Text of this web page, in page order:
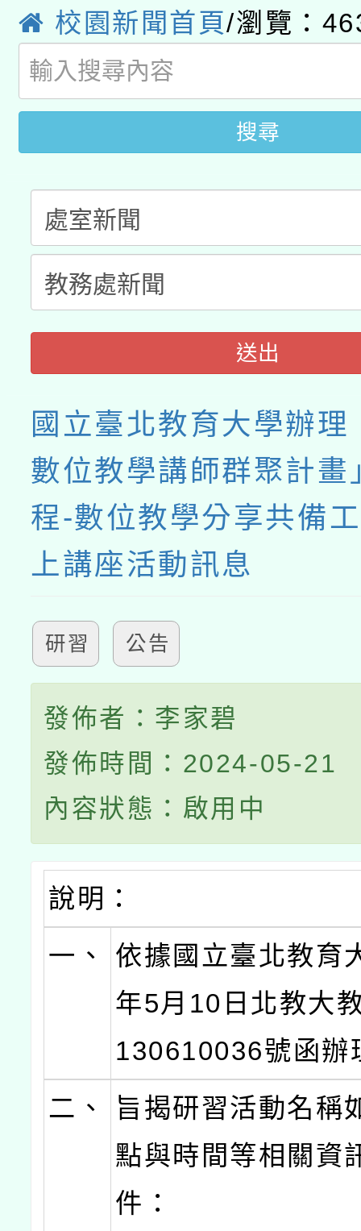
方素養工作坊新北場」
「族語學習班」招生簡
文教學共融平台-教案
件」活動簡章
教育部國民及學前教育
年度COVID-19疫苗接
接種對象擴大為「滿6
接種之民眾」措施，延
月28日止
校園新聞首頁/瀏覽：
搜尋
送出
國立臺北教育大學辦
數位教學講師群聚計畫
程-數位教學分享共備
上講座活動訊息
研習 公告
發佈者：李家碧
發佈時間：2024-05-21
內容狀態：啟用中
說明：
一、
依據國立臺北教育
年5月10日北教大
130610036號函辦
二、
旨揭研習活動名稱
點與時間等相關資
件：